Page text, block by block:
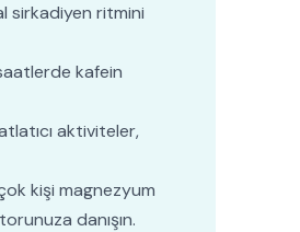
sirkadiyen ritmini
kafein
aktiviteler,
kişi magnezyum
danışın.